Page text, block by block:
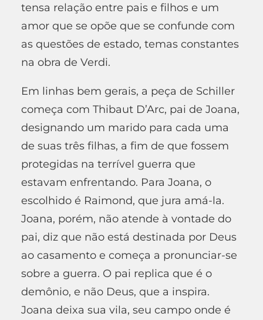
tensa relação entre pais e filhos e um
amor que se opõe que se confunde com
as questões de estado, temas constantes
na obra de Verdi.
Em linhas bem gerais, a peça de Schiller
começa com Thibaut D’Arc, pai de Joana,
designando um marido para cada uma
de suas três filhas, a fim de que fossem
protegidas na terrível guerra que
estavam enfrentando. Para Joana, o
escolhido é Raimond, que jura amá-la.
Joana, porém, não atende à vontade do
pai, diz que não está destinada por Deus
ao casamento e começa a pronunciar-se
sobre a guerra. O pai replica que é o
demônio, e não Deus, que a inspira.
Joana deixa sua vila, seu campo onde é